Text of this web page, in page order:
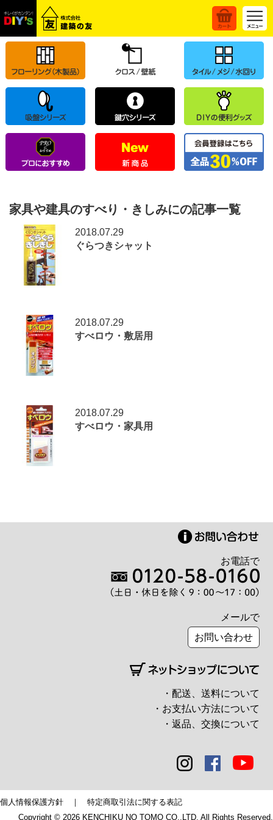
家具や建具のすべり・きしみにの記事一覧
2018.07.29
ぐらつきシャット
2018.07.29
すべロウ・敷居用
2018.07.29
すべロウ・家具用
お電話で
メールで
お問い合わせ
・配送、送料について
・お支払い方法について
・返品、交換について
個人情報保護方針 ｜ 特定商取引法に関する表記
Copyright © 2026 KENCHIKU NO TOMO CO.,LTD. All Rights Reserved.